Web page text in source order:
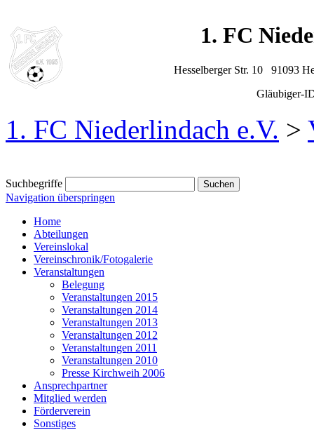
1. FC
Hesselberger Str. 10 91093
Gläubiger-
1. FC Niederlindach e.V. >
Suchbegriffe
Navigation überspringen
Home
Abteilungen
Vereinslokal
Vereinschronik/Fotogalerie
Veranstaltungen
Belegung
Veranstaltungen 2015
Veranstaltungen 2014
Veranstaltungen 2013
Veranstaltungen 2012
Veranstaltungen 2011
Veranstaltungen 2010
Presse Kirchweih 2006
Ansprechpartner
Mitglied werden
Förderverein
Sonstiges